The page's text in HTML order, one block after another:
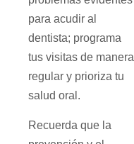
para acudir al
dentista; programa
tus visitas de manera
regular y prioriza tu
salud oral.
Recuerda que la